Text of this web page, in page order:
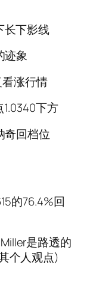
长下影线
迹象
涨行情
下方
奇回档位
的76.4%回
是路透的
个人观点)